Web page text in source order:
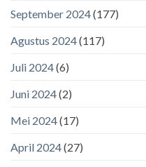
September 2024(177)
Agustus 2024(117)
Juli 2024(6)
Juni 2024(2)
Mei 2024(17)
April 2024(27)